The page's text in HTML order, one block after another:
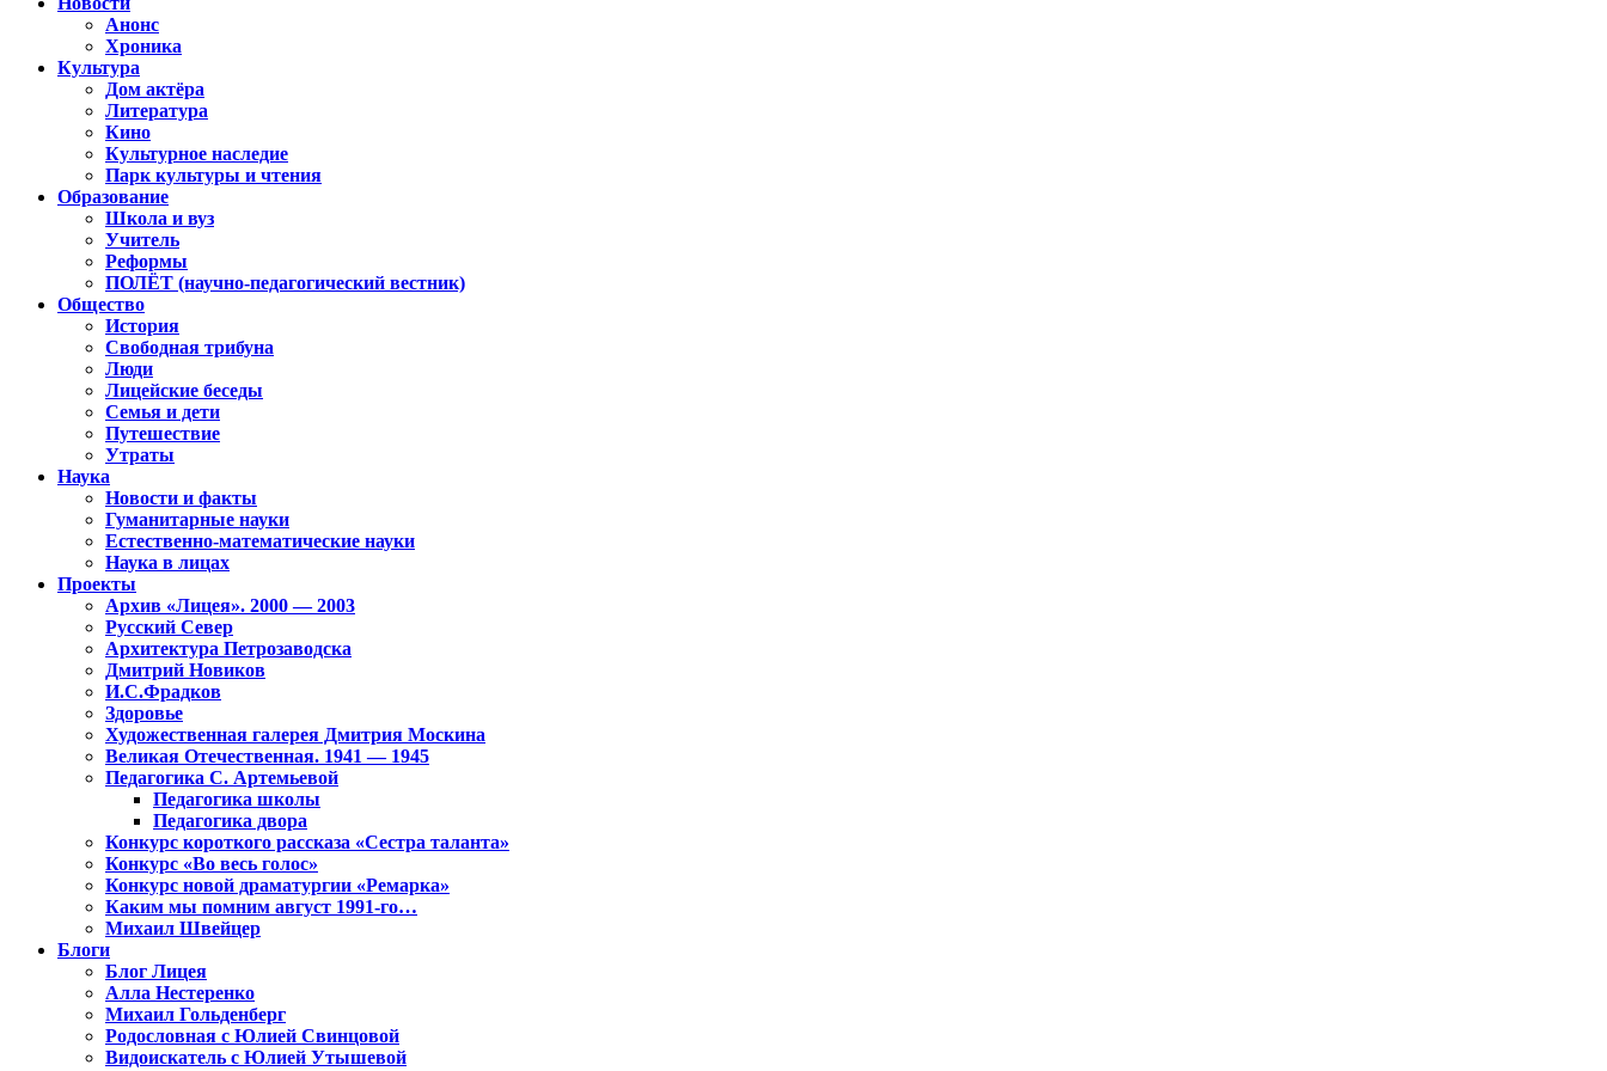
Анонс
Хроника
Культура
Дом актёра
Литература
Кино
Культурное наследие
Парк культуры и чтения
Образование
Школа и вуз
Учитель
Реформы
ПОЛЁТ (научно-педагогический вестник)
Общество
История
Свободная трибуна
Люди
Лицейские беседы
Семья и дети
Путешествие
Утраты
Наука
Новости и факты
Гуманитарные науки
Естественно-математические науки
Наука в лицах
Проекты
Архив «Лицея». 2000 — 2003
Русский Север
Архитектура Петрозаводска
Дмитрий Новиков
И.С.Фрадков
Здоровье
Художественная галерея Дмитрия Москина
Великая Отечественная. 1941 — 1945
Педагогика С. Артемьевой
Педагогика школы
Педагогика двора
Конкурс короткого рассказа «Сестра таланта»
Конкурс «Во весь голос»
Конкурс новой драматургии «Ремарка»
Каким мы помним август 1991-го…
Михаил Швейцер
Блоги
Блог Лицея
Алла Нестеренко
Михаил Гольденберг
Родословная с Юлией Свинцовой
Видоискатель с Юлией Утышевой